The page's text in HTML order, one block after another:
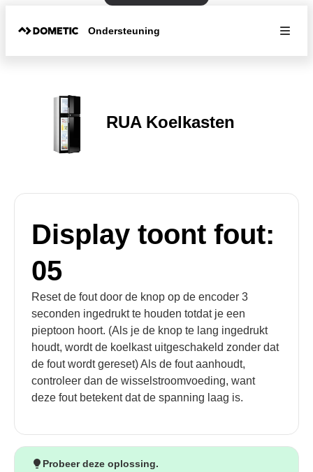
Ondersteuning
RUA Koelkasten
Display toont fout:
05
Reset de fout door de knop op de encoder 3
seconden ingedrukt te houden totdat je een
pieptoon hoort. (Als je de knop te lang ingedrukt
houdt, wordt de koelkast uitgeschakeld zonder dat
de fout wordt gereset) Als de fout aanhoudt,
controleer dan de wisselstroomvoeding, want
deze fout betekent dat de spanning laag is.
Probeer deze oplossing.